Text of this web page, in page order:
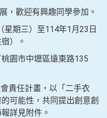
歡迎有興趣同學參加。
期三）至114年1月23日
）。
園市中壢區遠東路135
責任計畫，以「二手衣
可能性，共同提出創意創
詳見附件。